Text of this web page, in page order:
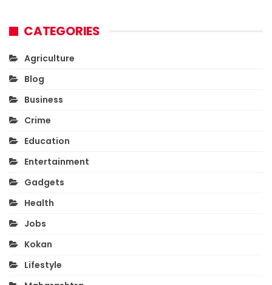
CATEGORIES
Agriculture
Blog
Business
Crime
Education
Entertainment
Gadgets
Health
Jobs
Kokan
Lifestyle